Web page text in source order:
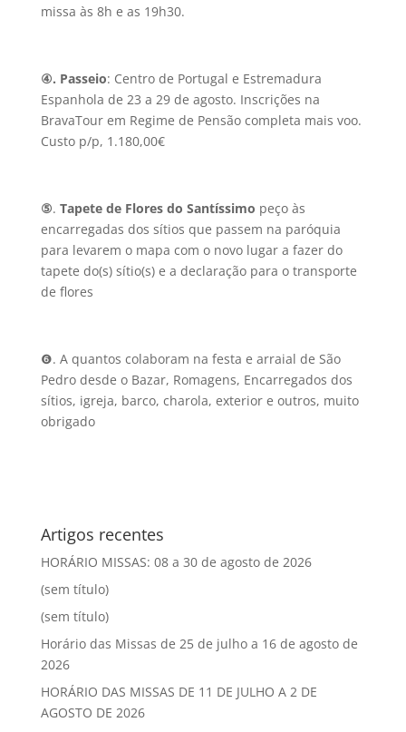
missa às 8h e as 19h30.
④. Passeio: Centro de Portugal e Estremadura
Espanhola de 23 a 29 de agosto. Inscrições na
BravaTour em Regime de Pensão completa mais voo.
Custo p/p, 1.180,00€
⑤. Tapete de Flores do Santíssimo peço às
encarregadas dos sítios que passem na paróquia
para levarem o mapa com o novo lugar a fazer do
tapete do(s) sítio(s) e a declaração para o transporte
de flores
❻. A quantos colaboram na festa e arraial de São
Pedro desde o Bazar, Romagens, Encarregados dos
sítios, igreja, barco, charola, exterior e outros, muito
obrigado
Artigos recentes
HORÁRIO MISSAS: 08 a 30 de agosto de 2026
(sem título)
(sem título)
Horário das Missas de 25 de julho a 16 de agosto de
2026
HORÁRIO DAS MISSAS DE 11 DE JULHO A 2 DE
AGOSTO DE 2026